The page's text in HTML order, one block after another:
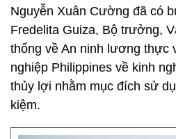
Nguyễn Xuân Cường đã có
Fredelita Guiza, Bộ trưởng,
thống về An ninh lương thực
nghiệp Philippines về kinh
thủy lợi nhằm mục đích sử
kiệm.